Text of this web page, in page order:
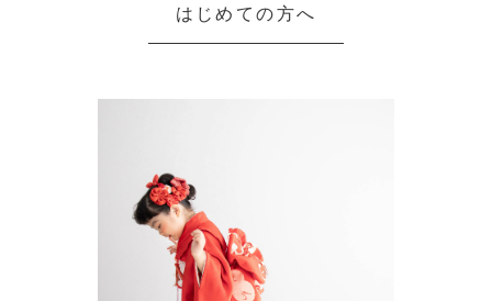
はじめての方へ